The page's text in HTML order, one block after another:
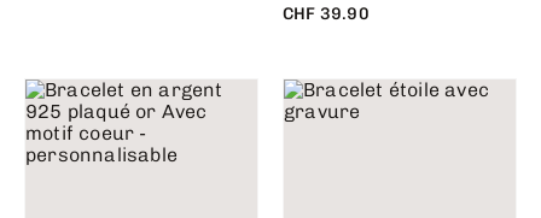
CHF 39.90